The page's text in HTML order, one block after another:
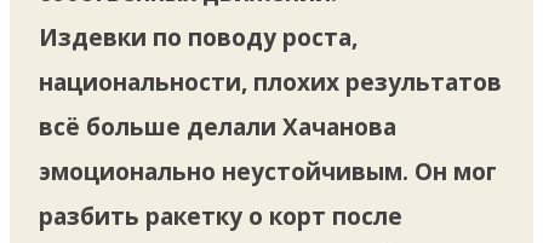
Издевки по поводу роста,
национальности, плохих результатов
всё больше делали Хачанова
эмоционально неустойчивым. Он мог
разбить ракетку о корт после